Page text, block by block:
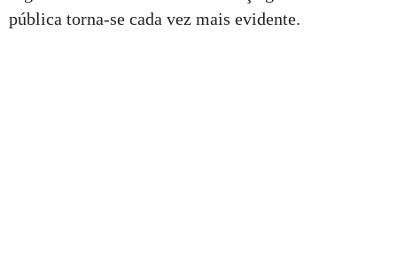
pública torna-se cada vez mais evidente.